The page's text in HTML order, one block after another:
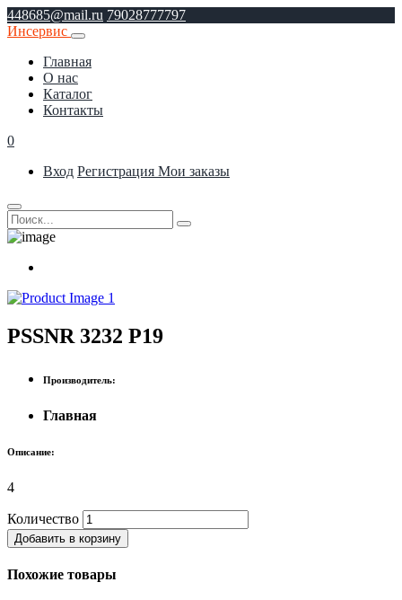
448685@mail.ru 79028777797
Инсервис
Главная
О нас
Каталог
Контакты
0
Вход Регистрация Мои заказы
PSSNR 3232 P19
Производитель:
Главная
Описание:
4
Количество
Добавить в корзину
Похожие товары